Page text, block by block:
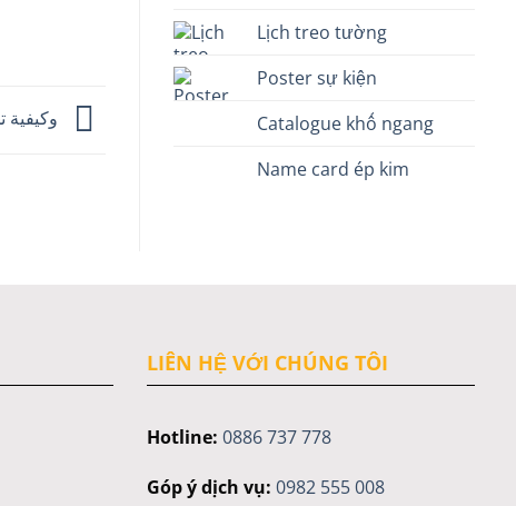
Lịch treo tường
Poster sự kiện
Catalogue khổ ngang
Name card ép kim
LIÊN HỆ VỚI CHÚNG TÔI
Hotline: 0886 737 778
Góp ý dịch vụ: 0982 555 008